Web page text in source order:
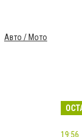
Авто / Мото
19:56